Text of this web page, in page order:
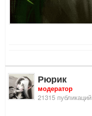
Рюрик
модератор
21315 публикаций